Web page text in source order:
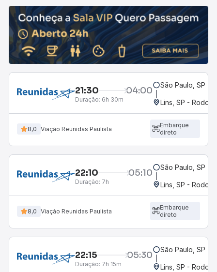
21:30 04:00
Duração: 6h 30m
São Paulo, SP -
Lins, SP -
8,0 Viação Reunidas Paulista
Embarque
direto
22:10 05:10
Duração: 7h
São Paulo, SP -
Lins, SP -
8,0 Viação Reunidas Paulista
Embarque
direto
22:15 05:30
Duração: 7h 15m
São Paulo, SP -
Lins, SP -